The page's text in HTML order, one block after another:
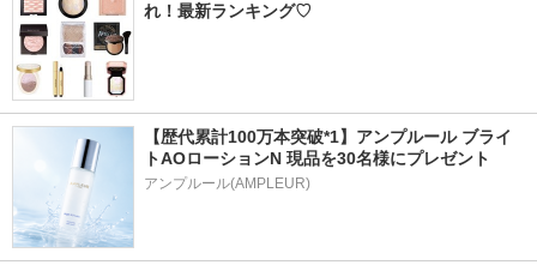
れ！最新ランキング♡
【歴代累計100万本突破*1】アンプルール ブライ
トAOローションN 現品を30名様にプレゼント
アンプルール(AMPLEUR)